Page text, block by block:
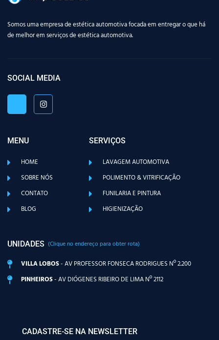
Somos uma empresa de estética automotiva focada em entregar o que há
de melhor em serviços de estética automotiva.
SOCIAL MEDIA
MENU
HOME
SOBRE NÓS
CONTATO
BLOG
SERVIÇOS
LAVAGEM AUTOMOTIVA
POLIMENTO & VITRIFICAÇÃO
FUNILARIA E PINTURA
HIGIENIZAÇÃO
UNIDADES (Clique no endereço para obter rota)
VILLA LOBOS- AV PROFESSOR FONSECA RODRIGUES Nº 2.200
PINHEIROS- AV DIÓGENES RIBEIRO DE LIMA Nº 2112
CADASTRE-SE NA NEWSLETTER